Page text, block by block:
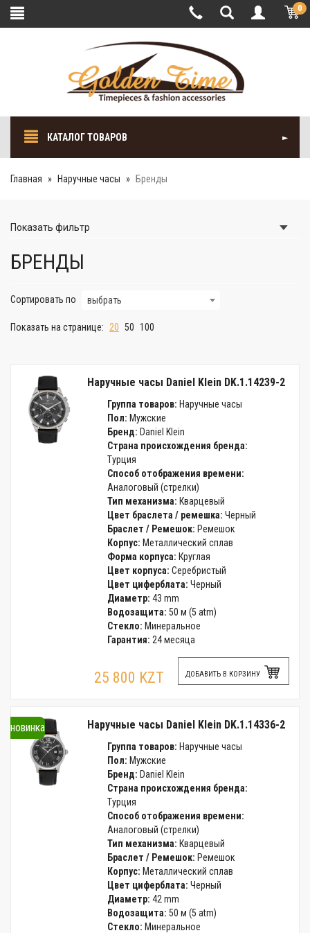
0
КАТАЛОГ ТОВАРОВ
Главная Наручные часы Бренды
Показать фильтр
БРЕНДЫ
Сортировать по выбрать
Показать на странице: 20 50 100
Наручные часы Daniel Klein DK.1.14239-2
Группа товаров: Наручные часы
Пол: Мужские
Бренд: Daniel Klein
Страна происхождения бренда:
Турция
Способ отображения времени:
Аналоговый (стрелки)
Тип механизма: Кварцевый
Цвет браслета / ремешка: Черный
Браслет / Ремешок: Ремешок
Корпус: Металлический сплав
Форма корпуса: Круглая
Цвет корпуса: Серебристый
Цвет циферблата: Черный
Диаметр: 43 mm
Водозащита: 50 м (5 atm)
Стекло: Минеральное
Гарантия: 24 месяца
25 800 KZT ДОБАВИТЬ В КОРЗИНУ
новинка Наручные часы Daniel Klein DK.1.14336-2
Группа товаров: Наручные часы
Пол: Мужские
Бренд: Daniel Klein
Страна происхождения бренда:
Турция
Способ отображения времени:
Аналоговый (стрелки)
Тип механизма: Кварцевый
Браслет / Ремешок: Ремешок
Корпус: Металлический сплав
Цвет циферблата: Черный
Диаметр: 42 mm
Водозащита: 50 м (5 atm)
Стекло: Минеральное